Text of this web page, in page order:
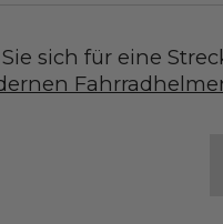
sich für eine